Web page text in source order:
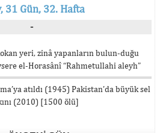
31 Gün, 32. Hafta
-
yeri, zinâ yapanların bulun-duğu
el-Horasânî “Rahmetullahi aleyh”
atıldı (1945) Pakistan’da büyük sel
(2010) [1500 ölü]